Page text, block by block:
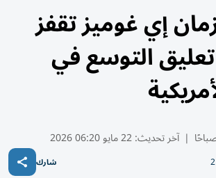
إي غوميز تقفز
تعليق التوسع في
| آخر تحديث:22 مايو 06:20 2026
شارك